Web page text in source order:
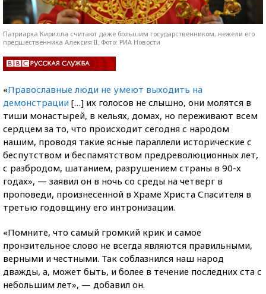
Патриарха Кирилла считают даже большим государственником, нежели его
предшественника Алексия II. Фото: РИА Новости
«Православные люди не умеют выходить на
демонстрации […] их голосов не слышно, они молятся в
тиши монастырей, в кельях, домах, но переживают всем
сердцем за то, что происходит сегодня с народом
нашим, проводя такие ясные параллели исторические с
беспутством и беспамятством предреволюционных лет,
с разбродом, шатанием, разрушением страны в 90-х
годах», — заявил он в ночь со среды на четверг в
проповеди, произнесенной в Храме Христа Спасителя в
третью годовщину его интронизации.
«Помните, что самый громкий крик и самое
пронзительное слово не всегда являются правильными,
верными и честными. Так соблазнился наш народ
дважды, а, может быть, и более в течение последних ста с
небольшим лет», — добавил он.